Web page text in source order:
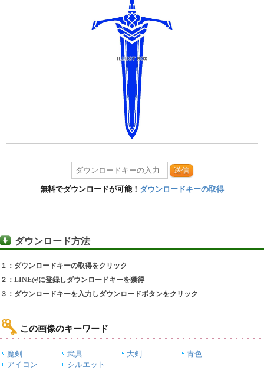
送信
無料でダウンロードが可能！ ダウンロードキーの取得
ダウンロード方法
１：ダウンロードキーの取得をクリック
２：LINE@に登録しダウンロードキーを獲得
３：ダウンロードキーを入力しダウンロードボタンをクリック
この画像のキーワード
魔剣 武具 大剣
青色
アイコン
シルエット